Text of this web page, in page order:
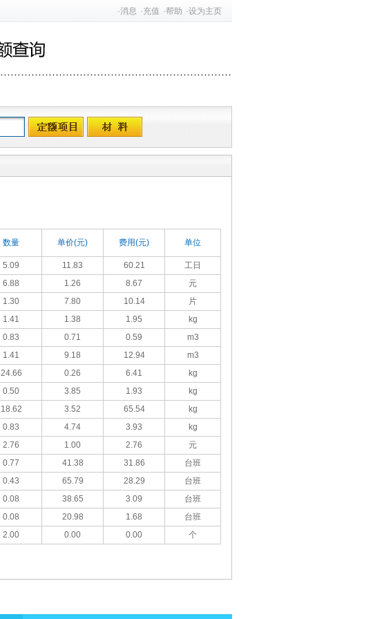
·消息 ·充值 ·帮助 ·设为主页
数量 单价(元) 费用(元) 单位
5.09 11.83 60.21 工日
6.88 1.26 8.67
元
1.30 7.80 10.14
片
1.41 1.38 1.95
kg
0.83 0.71 0.59
m3
1.41 9.18 12.94
m3
24.66 0.26 6.41
kg
0.50 3.85 1.93
kg
18.62 3.52 65.54
kg
0.83 4.74 3.93 kg
2.76 1.00 2.76
元
0.77 41.38 31.86
台班
0.43 65.79 28.29
台班
0.08 38.65 3.09
台班
0.08 20.98 1.68
台班
2.00 0.00 0.00 个